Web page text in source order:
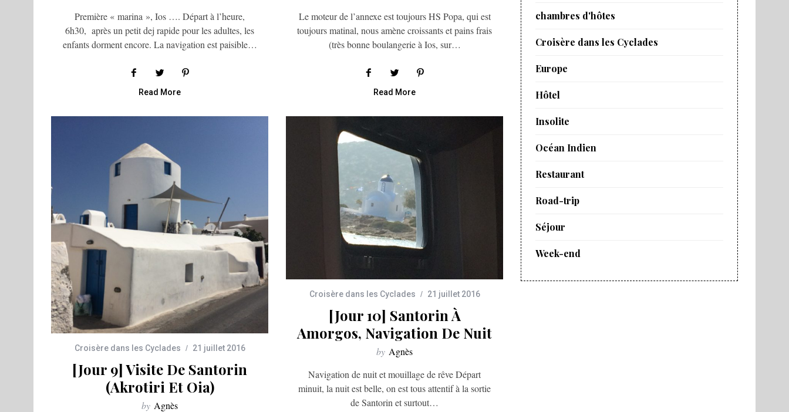
Première « marina », Ios …. Départ à l’heure,
6h30, après un petit dej rapide pour les adultes, les
enfants dorment encore. La navigation est paisible…
Read More
Le moteur de l’annexe est toujours HS Popa, qui est
toujours matinal, nous amène croissants et pains frais
(très bonne boulangerie à Ios, sur…
Read More
Croisère dans les Cyclades 21 juillet 2016
[Jour 9] Visite De Santorin
(Akrotiri Et Oia)
by Agnès
Croisère dans les Cyclades 21 juillet 2016
[Jour 10] Santorin À
Amorgos, Navigation De Nuit
by Agnès
Navigation de nuit et mouillage de rêve Départ
minuit, la nuit est belle, on est tous attentif à la sortie
de Santorin et surtout…
chambres d'hôtes
Croisère dans les Cyclades
Europe
Hôtel
Insolite
Océan Indien
Restaurant
Road-trip
Séjour
Week-end